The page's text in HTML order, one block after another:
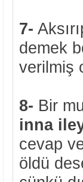
7-
demek
verilmiş
8- Bir
inna
cevap
öldü